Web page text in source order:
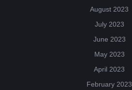
August 2023
July 2023
June 2023
May 2023
April 2023
February 2023